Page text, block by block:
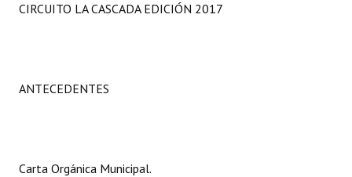
Reglamento Interno
CIRCUITO LA CASCADA EDICIÓN 2017
ANTECEDENTES
Carta Orgánica Municipal.